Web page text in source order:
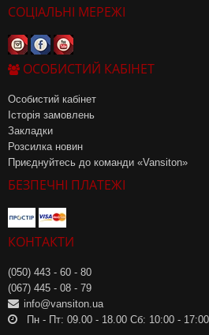
СОЦІАЛЬНІ МЕРЕЖІ
ОСОБИСТИЙ КАБІНЕТ
Особистий кабінет
Історія замовлень
Закладки
Розсилка новин
Приєднуйтесь до команди «Vansiton»
БЕЗПЕЧНІ ПЛАТЕЖІ
КОНТАКТИ
(050) 443 - 60 - 80
(067) 445 - 08 - 79
info@vansiton.ua
Пн - Пт: 09.00 - 18.00 Сб: 10:00 -